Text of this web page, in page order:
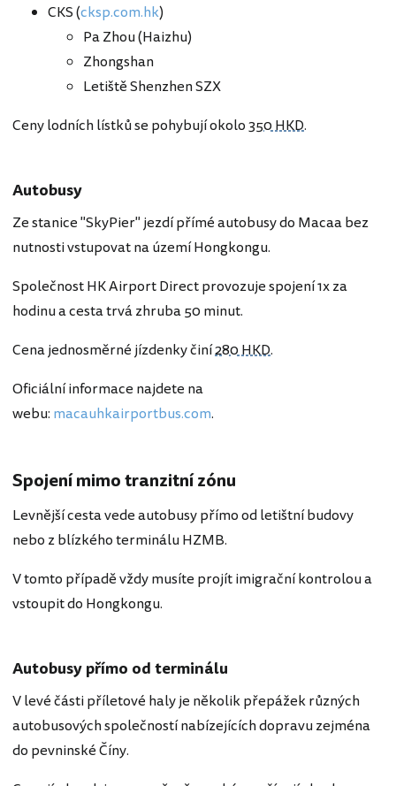
CKS (cksp.com.hk)
Pa Zhou (Haizhu)
Zhongshan
Letiště Shenzhen SZX
Ceny lodních lístků se pohybují okolo350 HKD.
Autobusy
Ze stanice "SkyPier" jezdí přímé autobusy do Macaa bez
nutnosti vstupovat na území Hongkongu.
Společnost HK Airport Direct provozuje spojení 1x za
hodinu a cesta trvá zhruba 50 minut.
Cena jednosměrné jízdenky činí280 HKD.
Oficiální informace najdete na
webu: macauhkairportbus.com.
Spojení mimo tranzitní zónu
Levnější cesta vede autobusy přímo od letištní budovy
nebo z blízkého terminálu HZMB.
V tomto případě vždy musíte projít imigrační kontrolou a
vstoupit do Hongkongu.
Autobusy přímo od terminálu
V levé části příletové haly je několik přepážek různých
autobusových společností nabízejících dopravu zejména
do pevninské Číny.